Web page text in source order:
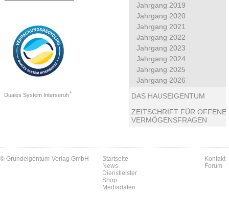
Duales System Interseroh+
Jahrgang 2019
Jahrgang 2020
Jahrgang 2021
Jahrgang 2022
Jahrgang 2023
Jahrgang 2024
Jahrgang 2025
Jahrgang 2026
DAS HAUSEIGENTUM
ZEITSCHRIFT FÜR OFFENE
VERMÖGENSFRAGEN
© Grundeigentum-Verlag GmbH
Startseite
News
Dienstleister
Shop
Mediadaten
Kontakt
Forum